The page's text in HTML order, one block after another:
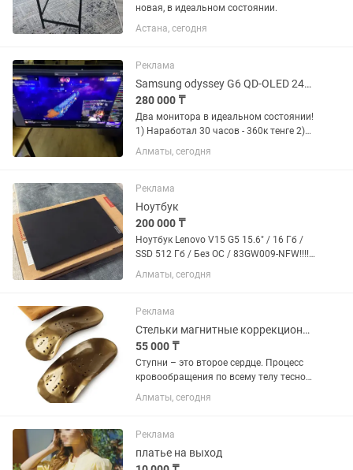
новая, в идеальном состоянии.
Астана, сегодня
Реклама
Samsung odyssey G6 QD-OLED 240ghz
280 000 ₸
Два монитора в идеальном состоянии!
1) Наработал 30 часов - 360к тенге 2)
Наработал пол года -280к тенге За оба:
360+280=640-40=600 к Есть
Алматы, сегодня
Реклама
Ноутбук
200 000 ₸
Ноутбук Lenovo V15 G5 15.6" / 16 Гб /
SSD 512 Гб / Без ОС / 83GW009-NFW!!!!
Ноутбук Lenovo V15 G5 - надежное и
производительное решение для
процессором Intel Core...
Алматы, сегодня
Реклама
Стельки магнитные коррекционные Гучженцзи
55 000 ₸
Ступни – это второе сердце. Процесс
кровообращения по всему телу тесно
связан со ступнями, от стояния до
хождения – отсюда сила и скорость
здоровы, кровеносные сосуды,...
Алматы, сегодня
Реклама
платье на выход